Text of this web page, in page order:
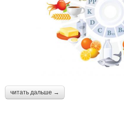
читать дальше →